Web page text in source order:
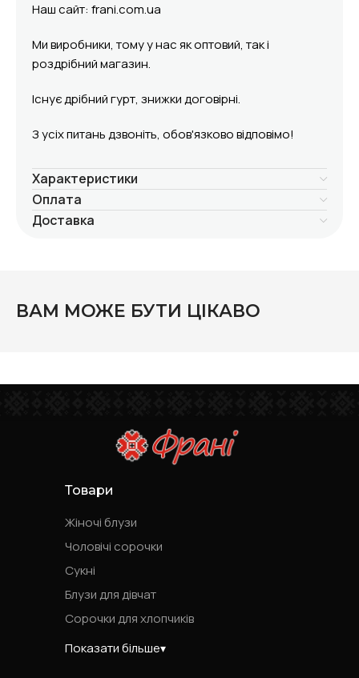
Наш сайт: frani.com.ua
Ми виробники, тому у нас як оптовий, так і
роздрібний магазин.
Існує дрібний гурт, знижки договірні.
З усіх питань дзвоніть, обов'язково відповімо!
Характеристики
Оплата
Доставка
ВАМ МОЖЕ БУТИ ЦІКАВО
Товари
Жіночі блузи
Чоловічі сорочки
Сукні
Блузи для дівчат
Сорочки для хлопчиків
Показати більше